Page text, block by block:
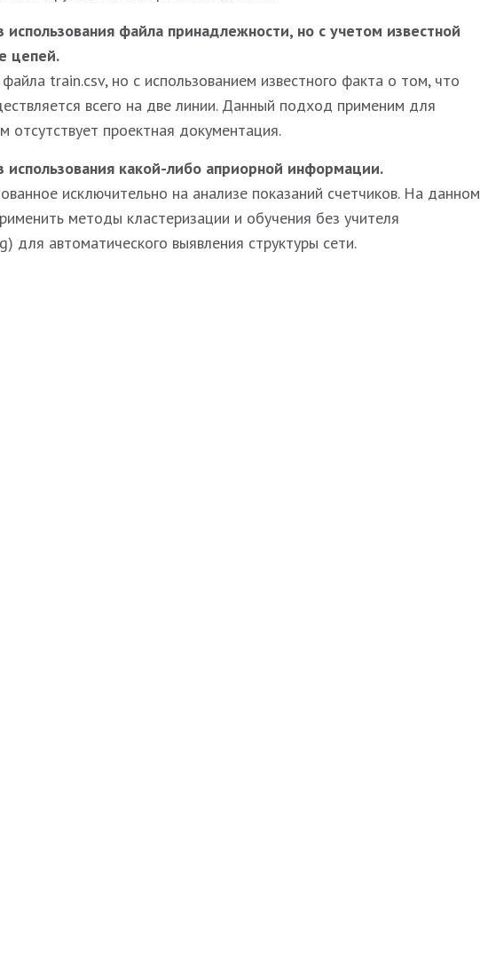
файла принадлежности, но с учетом известной
цепей.
train.csv, но с использованием известного факта о том, что
всего на две линии. Данный подход применим для
отсутствует проектная документация.
использования какой-либо априорной информации.
исключительно на анализе показаний счетчиков. На данном
методы кластеризации и обучения без учителя
для автоматического выявления структуры сети.